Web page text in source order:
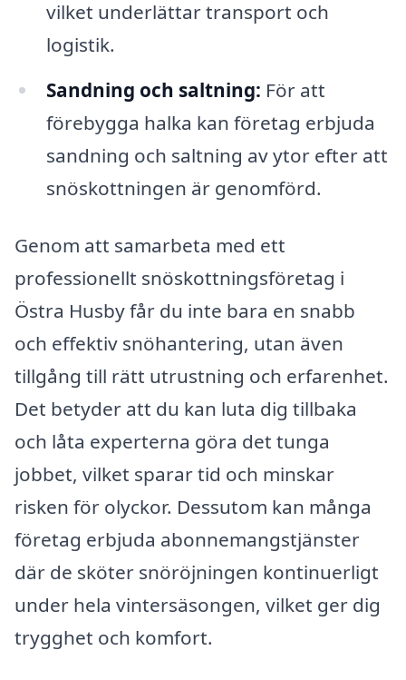
vilket underlättar transport och
logistik.
Sandning och saltning: För att
förebygga halka kan företag erbjuda
sandning och saltning av ytor efter att
snöskottningen är genomförd.
Genom att samarbeta med ett
professionellt snöskottningsföretag i
Östra Husby får du inte bara en snabb
och effektiv snöhantering, utan även
tillgång till rätt utrustning och erfarenhet.
Det betyder att du kan luta dig tillbaka
och låta experterna göra det tunga
jobbet, vilket sparar tid och minskar
risken för olyckor. Dessutom kan många
företag erbjuda abonnemangstjänster
där de sköter snöröjningen kontinuerligt
under hela vintersäsongen, vilket ger dig
trygghet och komfort.